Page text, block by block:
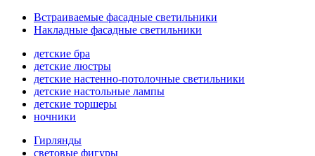
Встраиваемые фасадные светильники
Накладные фасадные светильники
детские бра
детские люстры
детские настенно-потолочные светильники
детские настольные лампы
детские торшеры
ночники
Гирлянды
световые фигуры